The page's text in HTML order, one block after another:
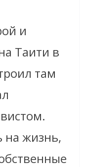
и
Таити в
там
на жизнь,